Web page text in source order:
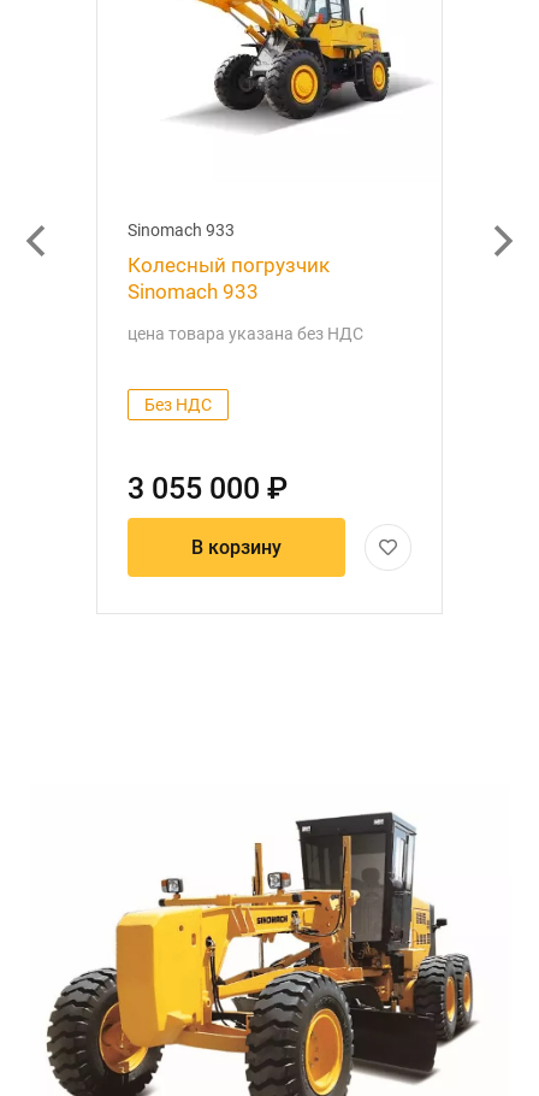
Sinomach 933
Колесный погрузчик
Sinomach 933
цена товара указана без НДС
Без НДС
3 055 000 ₽
В корзину